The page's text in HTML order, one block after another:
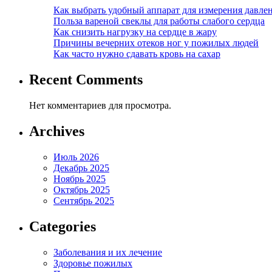
Как выбрать удобный аппарат для измерения
Польза вареной свеклы для работы слабого сердца
Как снизить нагрузку на сердце в жару
Причины вечерних отеков ног у пожилых людей
Как часто нужно сдавать кровь на сахар
Recent Comments
Нет комментариев для просмотра.
Archives
Июль 2026
Декабрь 2025
Ноябрь 2025
Октябрь 2025
Сентябрь 2025
Categories
Заболевания и их лечение
Здоровье пожилых